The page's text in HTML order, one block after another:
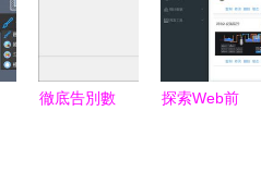
新機遇
徹底告別數
探索Web前